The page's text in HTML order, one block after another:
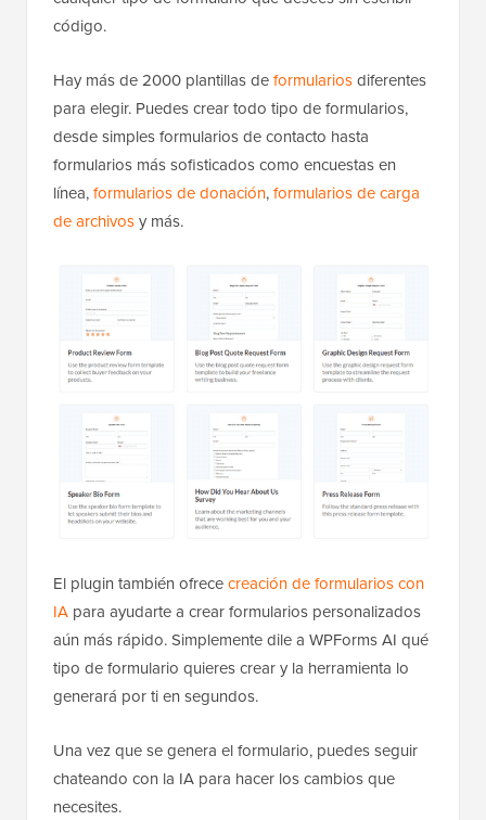
código.
Hay más de 2000 plantillas deformulariosdiferentes
para elegir. Puedes crear todo tipo de formularios,
desde simples formularios de contacto hasta
formularios más sofisticados como encuestas en
línea,formularios de donación,formularios de carga
de archivosy más.
El plugin también ofrececreación de formularios con
IA para ayudarte a crear formularios personalizados
aún más rápido. Simplemente dile a WPForms AI qué
tipo de formulario quieres crear y la herramienta lo
generará por ti en segundos.
Una vez que se genera el formulario, puedes seguir
chateando con la IA para hacer los cambios que
necesites.